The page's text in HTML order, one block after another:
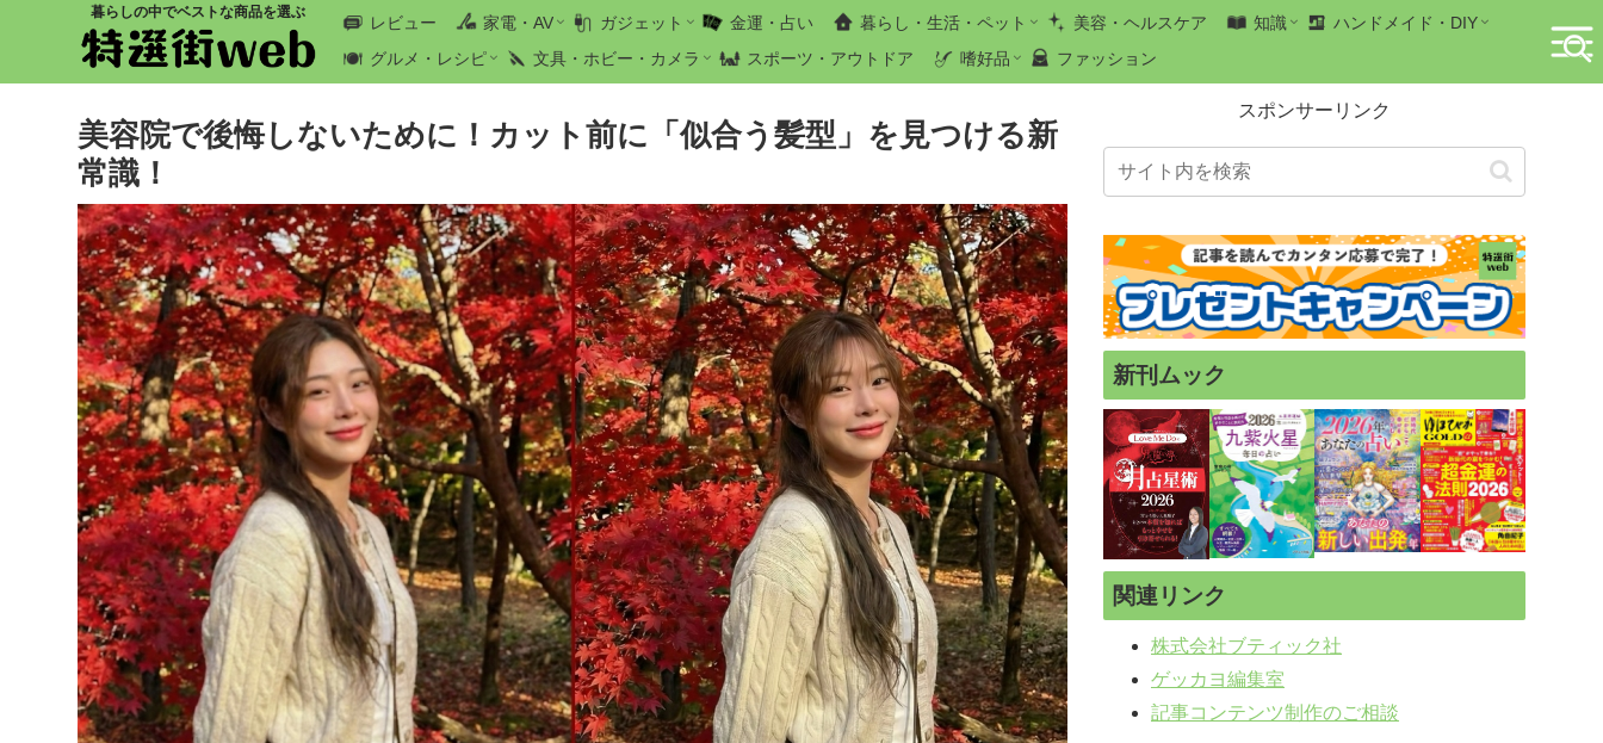
暮らしの中でベストな商品を選ぶ
レビュー 家電・AV ガジェット 金運・占い 暮らし・生活・ペット 美容・ヘルスケア 知識
ハンドメイド・DIY
グルメ・レシピ
文具・ホビー・カメラ スポーツ・アウトドア 嗜好品 ファッション
美容院で後悔しないために！カット前に「似合う髪型」を見つける新
常識！
スポンサーリンク
新刊ムック
関連リンク
株式会社ブティック社
ゲッカヨ編集室
記事コンテンツ制作のご相談